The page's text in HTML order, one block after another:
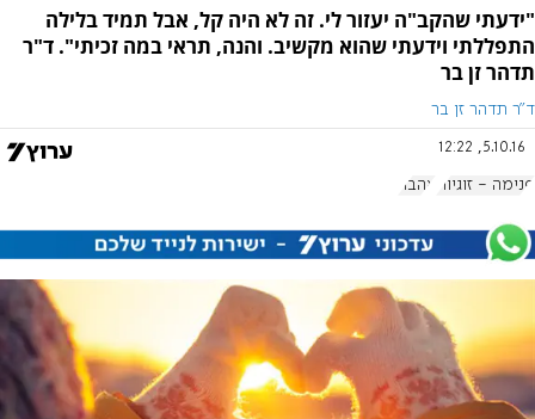
"ידעתי שהקב"ה יעזור לי. זה לא היה קל, אבל תמיד בלילה
התפללתי וידעתי שהוא מקשיב. והנה, תראי במה זכיתי". ד"ר
תדהר זן בר
ד"ר תדהר זן בר
5.10.16, 12:22
פנימה - זוגיות אהבה